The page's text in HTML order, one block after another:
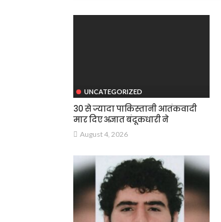
UNCATEGORIZED
30 से ज्यादा पाकिस्तानी आतंकवादी
मार दिए अज्ञात बंदूकधारी ने
August 4, 2026